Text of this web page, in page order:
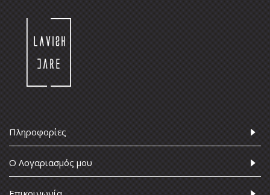
Πληροφορίες
Ο Λογαριασμός μου